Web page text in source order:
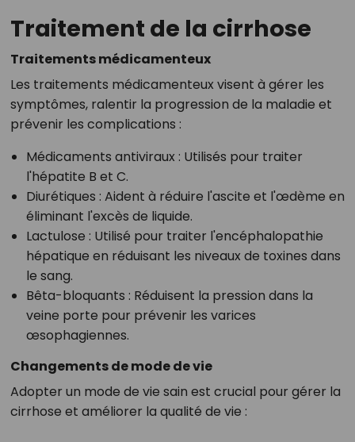
Traitement de la cirrhose
Traitements médicamenteux
Les traitements médicamenteux visent à gérer les
symptômes, ralentir la progression de la maladie et
prévenir les complications :
Médicaments antiviraux : Utilisés pour traiter
l'hépatite B et C.
Diurétiques : Aident à réduire l'ascite et l'œdème en
éliminant l'excès de liquide.
Lactulose : Utilisé pour traiter l'encéphalopathie
hépatique en réduisant les niveaux de toxines dans
le sang.
Bêta-bloquants : Réduisent la pression dans la
veine porte pour prévenir les varices
œsophagiennes.
Changements de mode de vie
Adopter un mode de vie sain est crucial pour gérer la
cirrhose et améliorer la qualité de vie :